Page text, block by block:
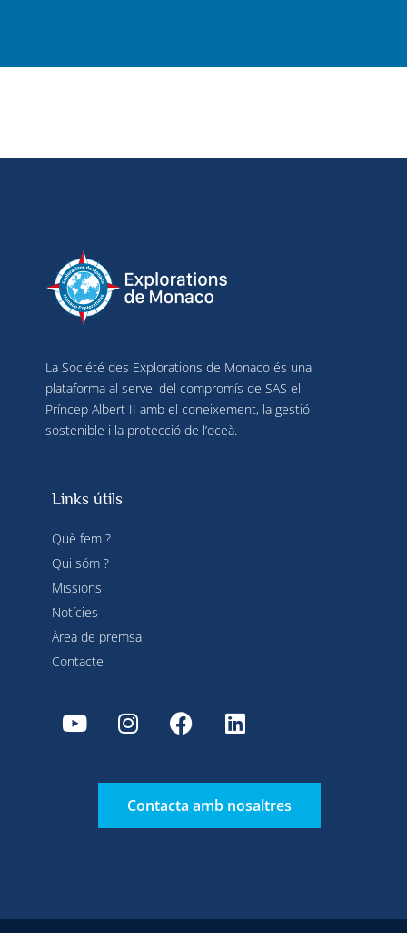
La Société des Explorations de Monaco és una
plataforma al servei del compromís de SAS el
Príncep Albert II amb el coneixement, la gestió
sostenible i la protecció de l’oceà.
Links útils
Què fem ?
Qui sóm ?
Missions
Notícies
Àrea de premsa
Contacte
Contacta amb nosaltres